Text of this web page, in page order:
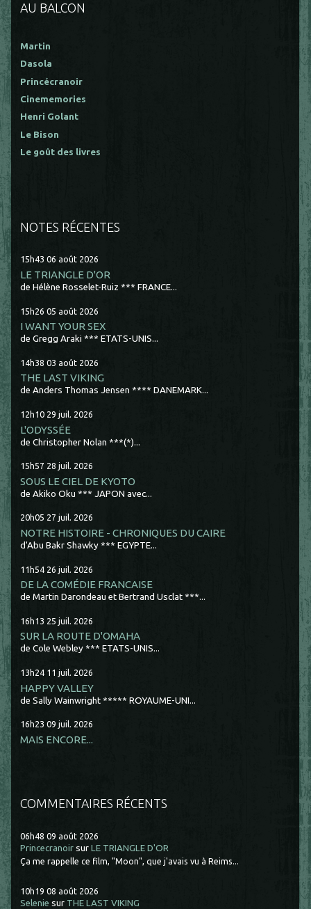
AU BALCON
Martin
Dasola
Princécranoir
Cinememories
Henri Golant
Le Bison
Le goût des livres
NOTES RÉCENTES
15h43 06 août 2026
LE TRIANGLE D'OR
de Hélène Rosselet-Ruiz *** FRANCE...
15h26 05 août 2026
I WANT YOUR SEX
de Gregg Araki *** ETATS-UNIS...
14h38 03 août 2026
THE LAST VIKING
de Anders Thomas Jensen **** DANEMARK...
12h10 29 juil. 2026
L'ODYSSÉE
de Christopher Nolan ***(*)...
15h57 28 juil. 2026
SOUS LE CIEL DE KYOTO
de Akiko Oku *** JAPON avec...
20h05 27 juil. 2026
NOTRE HISTOIRE - CHRONIQUES DU CAIRE
d'Abu Bakr Shawky *** EGYPTE...
11h54 26 juil. 2026
DE LA COMÉDIE FRANCAISE
de Martin Darondeau et Bertrand Usclat ***...
16h13 25 juil. 2026
SUR LA ROUTE D'OMAHA
de Cole Webley *** ETATS-UNIS...
13h24 11 juil. 2026
HAPPY VALLEY
de Sally Wainwright ***** ROYAUME-UNI...
16h23 09 juil. 2026
MAIS ENCORE...
COMMENTAIRES RÉCENTS
06h48 09 août 2026
Princecranoir surLE TRIANGLE D'OR
Ça me rappelle ce film, "Moon", que j'avais vu à Reims...
10h19 08 août 2026
Selenie sur THE LAST VIKING